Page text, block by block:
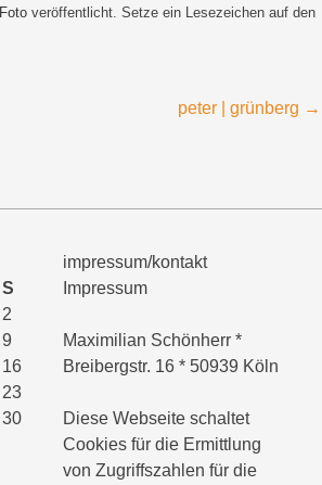
Foto veröffentlicht. Setze ein Lesezeichen auf den
peter | grünberg →
S
2
9
16
23
30
impressum/kontakt
Impressum
Maximilian Schönherr *
Breibergstr. 16 * 50939 Köln
Diese Webseite schaltet
Cookies für die Ermittlung
von Zugriffszahlen für die